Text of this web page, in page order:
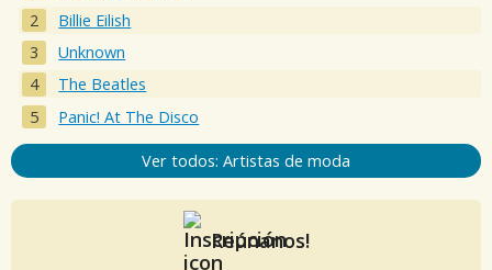
Billie Eilish
Unknown
The Beatles
Panic! At The Disco
Ver todos: Artistas de moda
Reúnanos!